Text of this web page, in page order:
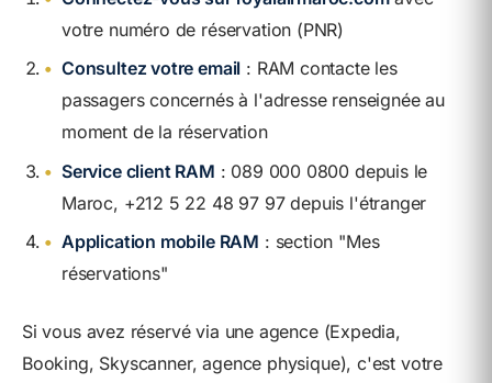
votre numéro de réservation (PNR)
• Consultez votre email : RAM contacte les
passagers concernés à l'adresse renseignée au
moment de la réservation
• Service client RAM : 089 000 0800 depuis le
Maroc, +212 5 22 48 97 97 depuis l'étranger
• Application mobile RAM : section "Mes
réservations"
Si vous avez réservé via une agence (Expedia,
Booking, Skyscanner, agence physique), c'est votre